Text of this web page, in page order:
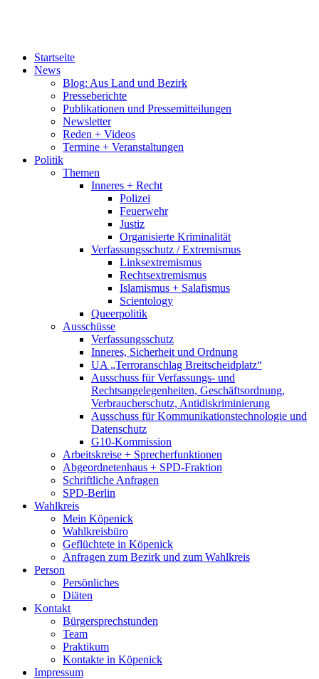
Startseite
News
Blog: Aus Land und Bezirk
Presseberichte
Publikationen und Pressemitteilungen
Newsletter
Reden + Videos
Termine + Veranstaltungen
Politik
Themen
Inneres + Recht
Polizei
Feuerwehr
Justiz
Organisierte Kriminalität
Verfassungsschutz / Extremismus
Linksextremismus
Rechtsextremismus
Islamismus + Salafismus
Scientology
Queerpolitik
Ausschüsse
Verfassungsschutz
Inneres, Sicherheit und Ordnung
UA „Terroranschlag Breitscheidplatz“
Ausschuss für Verfassungs- und
Rechtsangelegenheiten, Geschäftsordnung,
Verbraucherschutz, Antidiskriminierung
Ausschuss für Kommunikationstechnologie und
Datenschutz
G10-Kommission
Arbeitskreise + Sprecherfunktionen
Abgeordnetenhaus + SPD-Fraktion
Schriftliche Anfragen
SPD-Berlin
Wahlkreis
Mein Köpenick
Wahlkreisbüro
Geflüchtete in Köpenick
Anfragen zum Bezirk und zum Wahlkreis
Person
Persönliches
Diäten
Kontakt
Bürgersprechstunden
Team
Praktikum
Kontakte in Köpenick
Impressum